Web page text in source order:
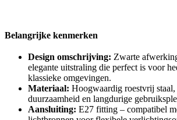
Belangrijke kenmerken
Design omschrijving: Zwarte
elegante uitstraling die perfect is voor
klassieke omgevingen.
Materiaal: Hoogwaardig roestvrij
duurzaamheid en langdurige
Aansluiting: E27 fitting – compatibel